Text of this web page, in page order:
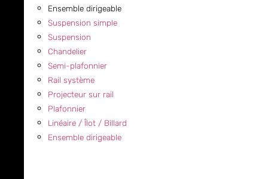
Ensemble dirigeable
Suspension simple
Suspension
Chandelier
Semi-plafonnier
Rail système
Projecteur sur rail
Plafonnier
Linéaire / Îlot / Billard
Ensemble dirigeable